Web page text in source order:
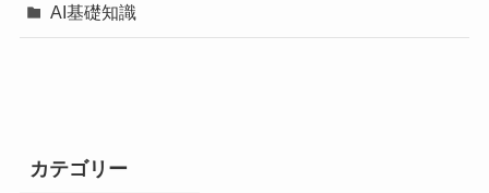
AI基礎知識
カテゴリー